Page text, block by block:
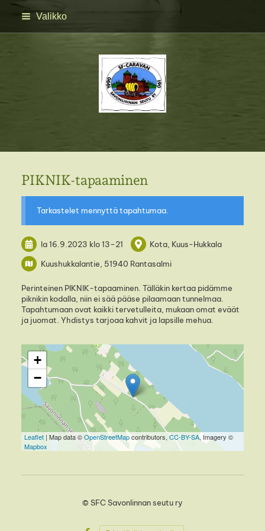
Siirry
sivun
sisältöön
Valikko
SFC Savonlinnan seutu
PIKNIK-tapaaminen
Tarkastelet mennyttä tapahtumaa.
la 16.9.2023 klo 13–21 Kota, Kuus-Hukkala
Kuushukkalantie, 51940 Rantasalmi
Perinteinen PIKNIK-tapaaminen. Tälläkin kertaa pidämme
piknikin kodalla, niin ei sää pääse pilaamaan tunnelmaa.
Tapahtumaan ovat kaikki tervetulleita, mukaan omat eväät
ja juomat. Yhdistys tarjoaa kahvit ja lapsille mehua.
+
−
Leaflet| Map data ©OpenStreetMapcontributors,CC-BY-SA, Imagery ©
Mapbox
© SFC Savonlinnan seutu ry